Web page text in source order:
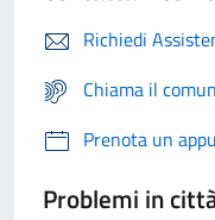
Richiedi
Chiama il
Prenota un
Problemi in